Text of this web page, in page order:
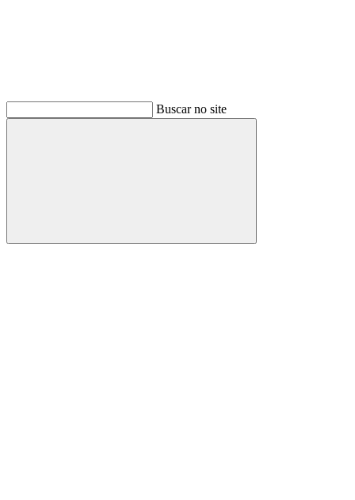
Buscar no site
Buscar